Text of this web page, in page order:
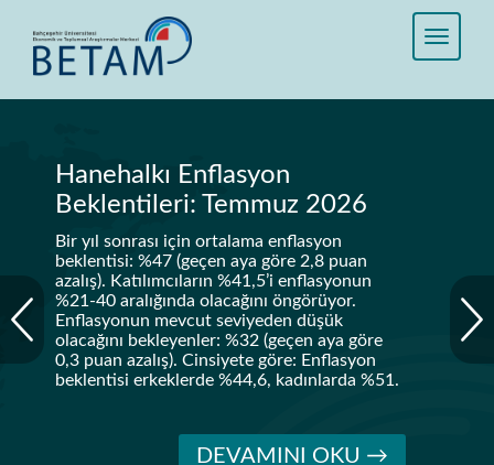
Hanehalkı Enflasyon
Beklentileri: Temmuz 2026
Bir yıl sonrası için ortalama enflasyon
beklentisi: %47 (geçen aya göre 2,8 puan
azalış). Katılımcıların %41,5’i enflasyonun
%21-40 aralığında olacağını öngörüyor.
Enflasyonun mevcut seviyeden düşük
olacağını bekleyenler: %32 (geçen aya göre
0,3 puan azalış). Cinsiyete göre: Enflasyon
beklentisi erkeklerde %44,6, kadınlarda %51.
DEVAMINI OKU →